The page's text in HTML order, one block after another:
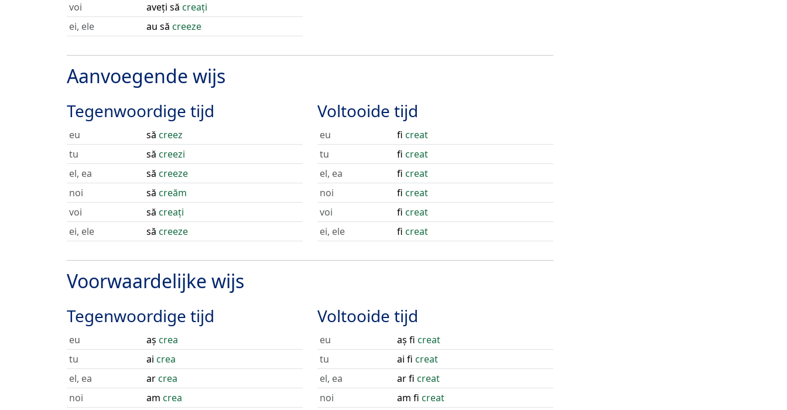
voi
aveți să creați
ei, ele
au să creeze
Aanvoegende wijs
Tegenwoordige tijd
eu să creez
tu
să creezi
el, ea
să creeze
noi
să creăm
voi
să creați
ei, ele
să creeze
Voltooide tijd
eu fi creat
tu
fi creat
el, ea
fi creat
noi
fi creat
voi
fi creat
ei, ele
fi creat
Voorwaardelijke wijs
Tegenwoordige tijd
eu aș crea
tu
ai crea
el, ea
arcrea
noi
am crea
Voltooide tijd
eu aș fi creat
tu
ai fi creat
el, ea
ar fi creat
noi
am fi creat